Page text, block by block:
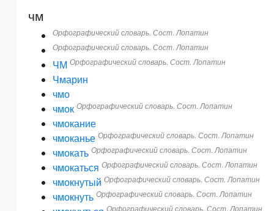
чм
Орфографический словарь. Сост. Лопатин
Орфографический словарь. Сост. Лопатин
ЧМ Орфографический словарь. Сост. Лопатин
Чмарин
чмо
чмок Орфографический словарь. Сост. Лопатин
чмокание
чмоканье Орфографический словарь. Сост. Лопатин
чмокать Орфографический словарь. Сост. Лопатин
чмокаться Орфографический словарь. Сост. Лопатин
чмокнутый Орфографический словарь. Сост. Лопатин
чмокнуть Орфографический словарь. Сост. Лопатин
Орфографический словарь. Сост. Лопатин